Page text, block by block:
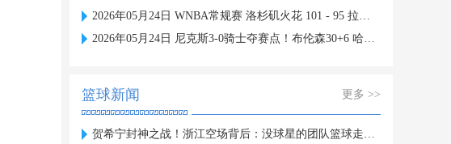
2026年05月24日 WNBA常规赛 洛杉矶火花 101 - 95 拉斯维加斯王牌 全场集锦
2026年05月24日 尼克斯3-0骑士夺赛点！布伦森30+6 哈登&米切尔合计11失误
篮球新闻 更多 >>
贺希宁封神之战！浙江空场背后：没球星的团队篮球走不动？